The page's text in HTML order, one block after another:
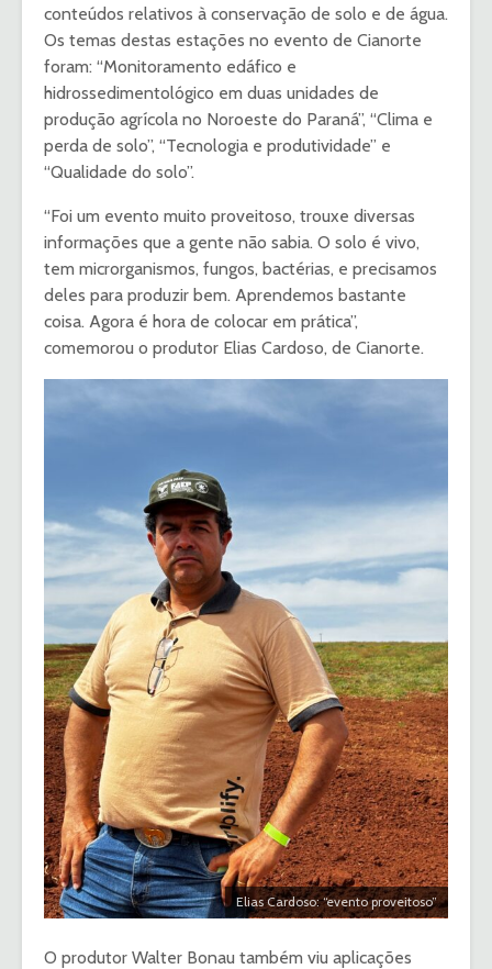
conteúdos relativos à conservação de solo e de água.
Os temas destas estações no evento de Cianorte
foram: “Monitoramento edáfico e
hidrossedimentológico em duas unidades de
produção agrícola no Noroeste do Paraná”, “Clima e
perda de solo”, “Tecnologia e produtividade” e
“Qualidade do solo”.
“Foi um evento muito proveitoso, trouxe diversas
informações que a gente não sabia. O solo é vivo,
tem microrganismos, fungos, bactérias, e precisamos
deles para produzir bem. Aprendemos bastante
coisa. Agora é hora de colocar em prática”,
comemorou o produtor Elias Cardoso, de Cianorte.
Elias Cardoso: “evento proveitoso”
O produtor Walter Bonau também viu aplicações